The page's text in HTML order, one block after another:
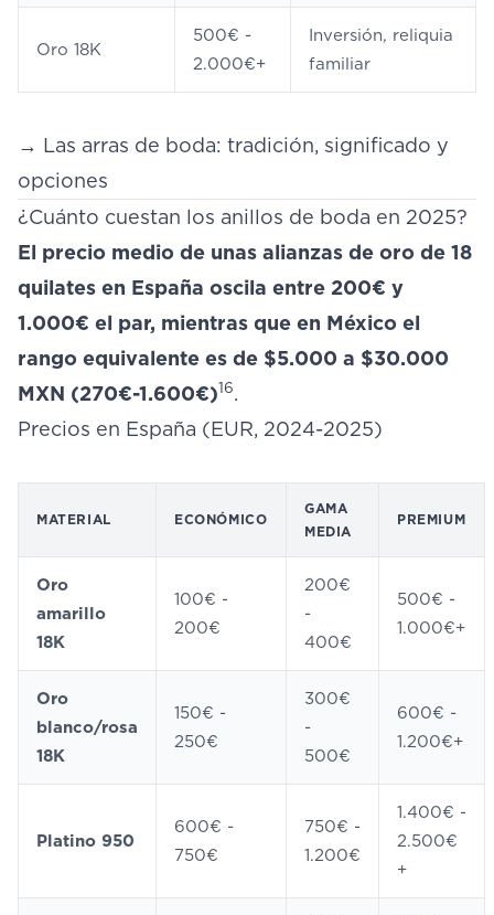
Oro 18K
500€ -
2.000€+
Inversión, reliquia
familiar
→ Las arras de boda: tradición, significado y
opciones
¿Cuánto cuestan los anillos de boda en 2025?
El precio medio de unas alianzas de oro de 18
quilates en España oscila entre 200€ y
1.000€ el par, mientras que en México el
rango equivalente es de $5.000 a $30.000
MXN (270€-1.600€)16.
Precios en España (EUR, 2024-2025)
MATERIAL ECONÓMICO
GAMA
MEDIA
PREMIUM
Oro
amarillo
18K
100€ -
200€
200€
-
400€
500€ -
1.000€+
Oro
blanco/rosa
18K
150€ -
250€
300€
-
500€
600€ -
1.200€+
Platino 950
600€ -
750€
750€ -
1.200€
1.400€ -
2.500€
+